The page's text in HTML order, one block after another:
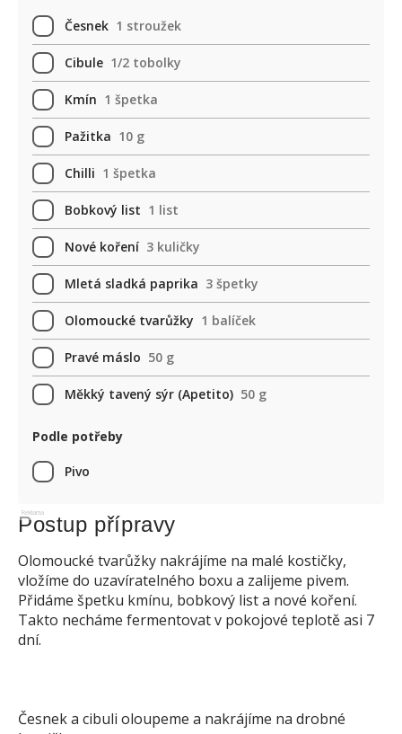
Česnek 1 stroužek
Cibule 1/2 tobolky
Kmín 1 špetka
Pažitka 10 g
Chilli 1 špetka
Bobkový list 1 list
Nové koření 3 kuličky
Mletá sladká paprika 3 špetky
Olomoucké tvarůžky 1 balíček
Pravé máslo 50 g
Měkký tavený sýr (Apetito) 50 g
Podle potřeby
Pivo
Reklama
Postup přípravy
Olomoucké tvarůžky nakrájíme na malé kostičky,
vložíme do uzavíratelného boxu a zalijeme pivem.
Přidáme špetku kmínu, bobkový list a nové koření.
Takto necháme fermentovat v pokojové teplotě asi 7
dní.
Česnek a cibuli oloupeme a nakrájíme na drobné